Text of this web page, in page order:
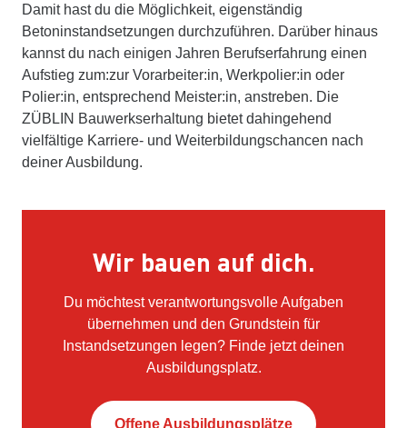
Damit hast du die Möglichkeit, eigenständig
Betoninstandsetzungen durchzuführen. Darüber hinaus
kannst du nach einigen Jahren Berufserfahrung einen
Aufstieg zum:zur Vorarbeiter:in, Werkpolier:in oder
Polier:in, entsprechend Meister:in, anstreben. Die
ZÜBLIN Bauwerkserhaltung bietet dahingehend
vielfältige Karriere- und Weiterbildungschancen nach
deiner Ausbildung.
Wir bauen auf dich.
Du möchtest verantwortungsvolle Aufgaben
übernehmen und den Grundstein für
Instandsetzungen legen? Finde jetzt deinen
Ausbildungsplatz.
Offene Ausbildungsplätze